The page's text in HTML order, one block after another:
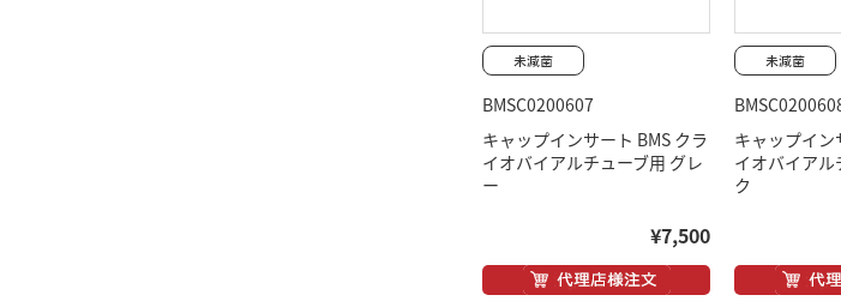
BMSC0200607
キャップインサート BMS クラ
イオバイアルチューブ用 グレ
ー
¥7,500
キャップイン
イオバイアル
ク